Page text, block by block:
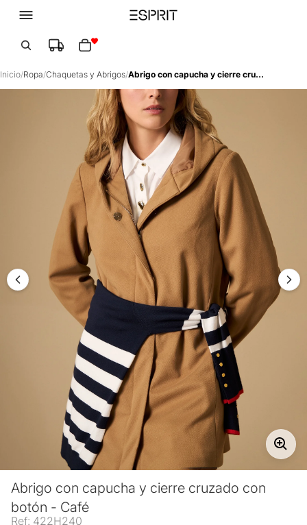
Inicio/Ropa/Chaquetas y Abrigos/ Abrigo con capucha y cierre cruzado con botón - Café
Abrigo con capucha y cierre cruzado con
botón - Café
Ref: 422H240